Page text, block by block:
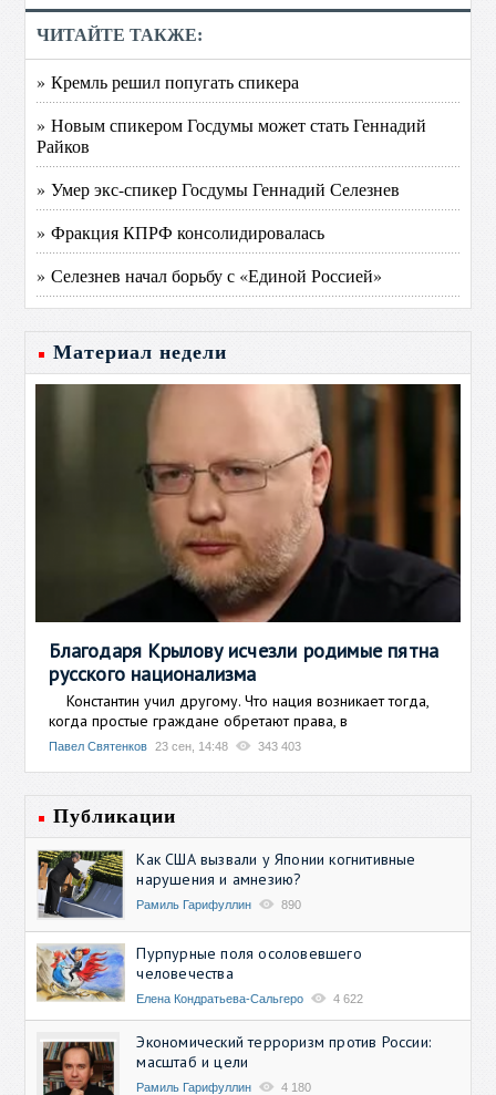
ЧИТАЙТЕ ТАКЖЕ:
» Кремль решил попугать спикера
» Новым спикером Госдумы может стать Геннадий
Райков
» Умер экс-спикер Госдумы Геннадий Селезнев
» Фракция КПРФ консолидировалась
» Селезнев начал борьбу с «Единой Россией»
Материал недели
Благодаря Крылову исчезли родимые пятна
русского национализма
Константин учил другому. Что нация возникает тогда,
когда простые граждане обретают права, в
Павел Святенков 23 сен, 14:48 343 403
Публикации
Как США вызвали у Японии когнитивные
нарушения и амнезию?
Рамиль Гарифуллин 890
Пурпурные поля осоловевшего
человечества
Елена Кондратьева-Сальгеро 4 622
Экономический терроризм против России:
масштаб и цели
Рамиль Гарифуллин 4 180